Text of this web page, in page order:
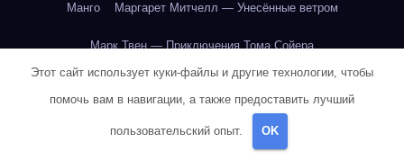
Манго Маргарет Митчелл — Унесённые ветром
Марк Твен — Приключения Тома Сойера
Марк Твен — Приключения Тома Сойера
Этот сайт использует куки-файлы и другие технологии, чтобы
помочь вам в навигации, а также предоставить лучший
пользовательский опыт. OK